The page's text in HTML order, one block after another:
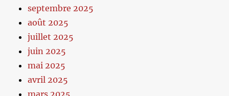
septembre 2025
août 2025
juillet 2025
juin 2025
mai 2025
avril 2025